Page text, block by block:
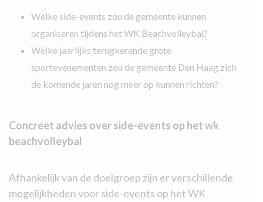
Welke side-events zou de gemeente kunnen
organiseren tijdens het WK Beachvolleybal?
Welke jaarlijks terugkerende grote
sportevenementen zou de gemeente Den Haag zich
de komende jaren nog meer op kunnen richten?
Concreet advies over side-events op het wk
beachvolleybal
Afhankelijk van de doelgroep zijn er verschillende
mogelijkheden voor side-events op het WK